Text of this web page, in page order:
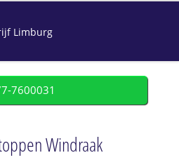
Limburg
7600031
Windraak